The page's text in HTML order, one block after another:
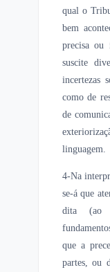
qual o
bem
precisa ou
suscite
incertezas
como de
de
linguagem.
4-Na
se-á que
dita (ao
que a
partes, ou